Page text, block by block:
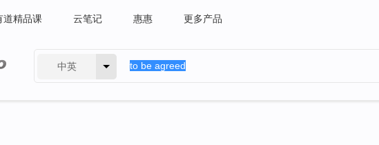
道精品课 云笔记 惠惠 更多产品
中英